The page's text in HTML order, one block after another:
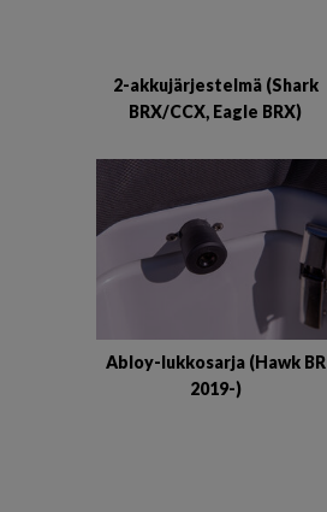
2-akkujärjestelmä (Shark
BRX/CCX, Eagle BRX)
Abloy-lukkosarja (Hawk BR
2019-)